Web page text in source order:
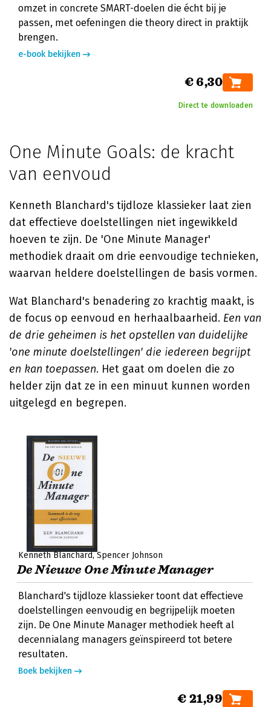
omzet in concrete SMART-doelen die écht bij je
passen, met oefeningen die theory direct in praktijk
brengen.
e-book bekijken
€ 6,30
Direct te downloaden
One Minute Goals: de kracht
van eenvoud
Kenneth Blanchard's tijdloze klassieker laat zien
dat effectieve doelstellingen niet ingewikkeld
hoeven te zijn. De 'One Minute Manager'
methodiek draait om drie eenvoudige technieken,
waarvan heldere doelstellingen de basis vormen.
Wat Blanchard's benadering zo krachtig maakt, is
de focus op eenvoud en herhaalbaarheid. Een van
de drie geheimen is het opstellen van duidelijke
'one minute doelstellingen' die iedereen begrijpt
en kan toepassen. Het gaat om doelen die zo
helder zijn dat ze in een minuut kunnen worden
uitgelegd en begrepen.
Kenneth Blanchard Spencer Johnson
De Nieuwe One Minute Manager
Blanchard's tijdloze klassieker toont dat effectieve
doelstellingen eenvoudig en begrijpelijk moeten
zijn. De One Minute Manager methodiek heeft al
decennialang managers geïnspireerd tot betere
resultaten.
Boek bekijken
€ 21,99